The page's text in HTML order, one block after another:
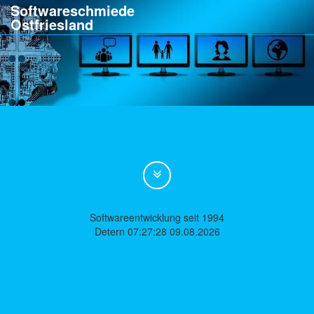
Softwareschmiede
Ostfriesland
Softwareentwicklung seit 1994
Detern 07:27:28 09.08.2026